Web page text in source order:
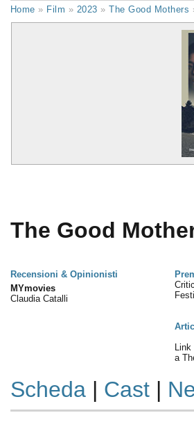
Home » Film » 2023 »The Good Mothers
The Good
Recensioni & Opinionisti
MYmovies
Claudia Catalli
a
Scheda| Cast|